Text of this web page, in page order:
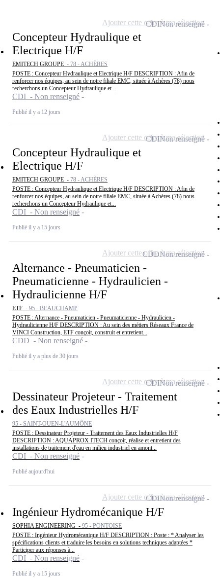
Concepteur Hydraulique et
Electrique H/F
EMITECH GROUPE - 78 - ACHÈRES
POSTE : Concepteur Hydraulique et Electrique H/F DESCRIPTION : Afin de
renforcer nos équipes, au sein de notre filiale EMC, située à Achères (78) nous
recherchons un Concepteur Hydraulique et...
CDI - Non renseigné
Publié il y a 12 jours
CDINon renseigné
Ajouter cette offre à ma sélection
Concepteur Hydraulique et
Electrique H/F
EMITECH GROUPE - 78 - ACHÈRES
POSTE : Concepteur Hydraulique et Electrique H/F DESCRIPTION : Afin de
renforcer nos équipes, au sein de notre filiale EMC, située à Achères (78) nous
recherchons un Concepteur Hydraulique et...
CDI - Non renseigné
Publié il y a 15 jours
CDINon renseigné
Ajouter cette offre à ma sélection
Alternance - Pneumaticien -
Pneumaticienne - Hydraulicien -
Hydraulicienne H/F
ETF - 95 - BEAUCHAMP
POSTE : Alternance - Pneumaticien - Pneumaticienne - Hydraulicien -
Hydraulicienne H/F DESCRIPTION : Au sein des métiers Réseaux France de
VINCI Construction, ETF conçoit, construit et entretient...
CDD - Non renseigné
Publié il y a plus de 30 jours
CDDNon renseigné
Ajouter cette offre à ma sélection
Dessinateur Projeteur - Traitement
des Eaux Industrielles H/F
95 - SAINT-OUEN-L'AUMÔNE
POSTE : Dessinateur Projeteur - Traitement des Eaux Industrielles H/F
DESCRIPTION : AQUAPROX ITECH conçoit, réalise et entretient des
installations de traitement d'eau en milieu industriel en amont...
CDI - Non renseigné
Publié aujourd'hui
CDINon renseigné
Ajouter cette offre à ma sélection
Ingénieur Hydromécanique H/F
SOPHIA ENGINEERING - 95 - PONTOISE
POSTE : Ingénieur Hydromécanique H/F DESCRIPTION : Poste : * Analyser les
spécifications clients et traduire les besoins en solutions techniques adaptées *
Participer aux réponses à...
CDI - Non renseigné
Publié il y a 15 jours
CDINon renseigné
Ajouter cette offre à ma sélection